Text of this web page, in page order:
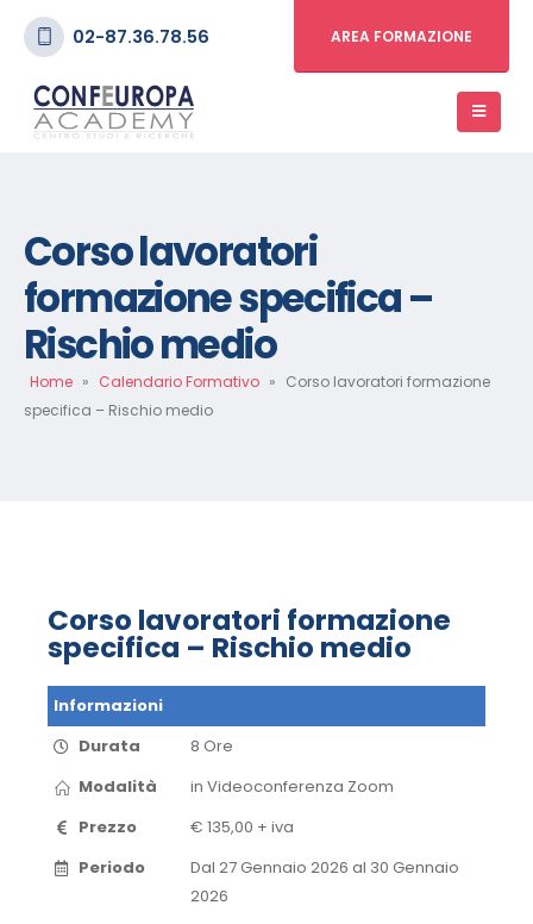
02-87.36.78.56 AREA FORMAZIONE
Corso lavoratori
formazione specifica –
Rischio medio
Home » Calendario Formativo » Corso lavoratori formazione
specifica – Rischio medio
Corso lavoratori formazione
specifica – Rischio medio
Informazioni
Durata
8 Ore
Modalità
in Videoconferenza​ Zoom​
Prezzo
€ 135,00 + iva
Periodo
Dal 27 Gennaio 2026 al 30 Gennaio
2026​